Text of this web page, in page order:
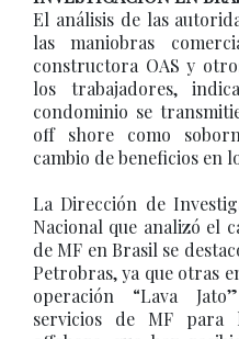
El análisis de las
las maniobras
constructora OAS y
los trabajadores,
condominio se
off shore como
cambio de beneficios en
La Dirección de
Nacional que analizó el
de MF en Brasil se
Petrobras, ya que otras
operación “Lava
servicios de MF para